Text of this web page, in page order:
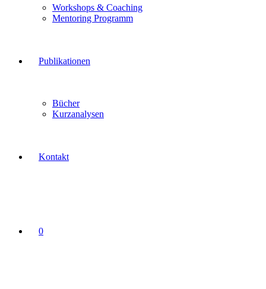
Workshops & Coaching
Mentoring Programm
Publikationen
Bücher
Kurzanalysen
Kontakt
0